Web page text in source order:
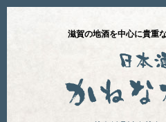
滋賀の地酒を中心に貴重